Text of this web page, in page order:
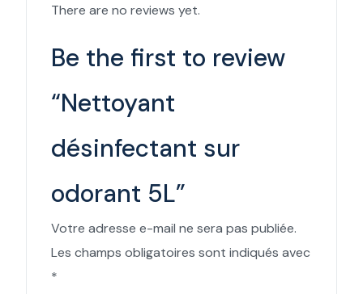
There are no reviews yet.
Be the first to review
“Nettoyant
désinfectant sur
odorant 5L”
Votre adresse e-mail ne sera pas publiée.
Les champs obligatoires sont indiqués avec
*